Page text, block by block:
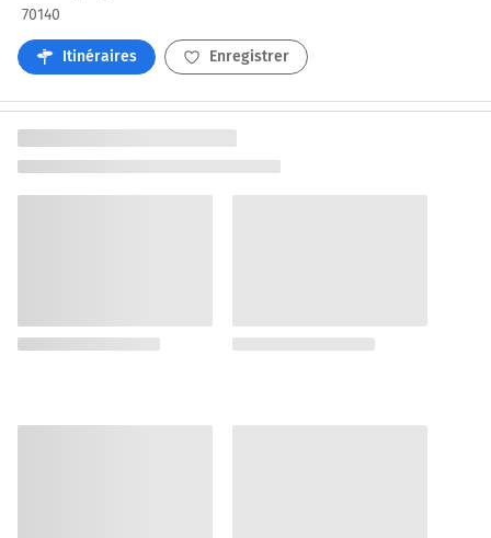
70140
Itinéraires Enregistrer